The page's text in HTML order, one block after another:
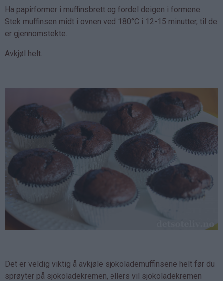
Ha papirformer i muffinsbrett og fordel deigen i formene.
Stek muffinsen midt i ovnen ved 180°C i 12-15 minutter, til de
er gjennomstekte.
Avkjøl helt.
Det er veldig viktig å avkjøle sjokolademuffinsene helt før du
sprøyter på sjokoladekremen, ellers vil sjokoladekremen